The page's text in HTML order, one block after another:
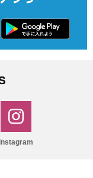
Instagram